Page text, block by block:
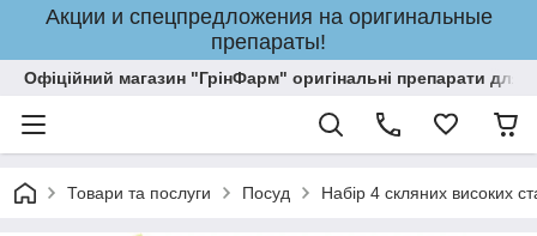
Акции и спецпредложения на оригинальные
препараты!
Офіційний магазин "ГрінФарм" оригінальні препарати для
Товари та послуги Посуд Набір 4 скляних високих